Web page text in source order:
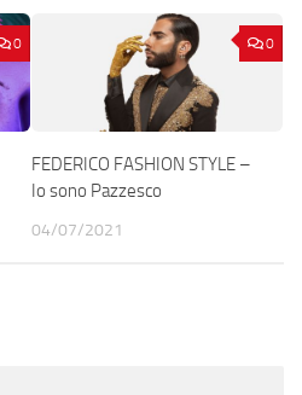
0 0
FEDERICO FASHION STYLE –
Io sono Pazzesco
04/07/2021